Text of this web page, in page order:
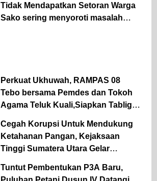
Tidak Mendapatkan Setoran Warga
Sako sering menyoroti masalah
Perkuat Ukhuwah, RAMPAS 08
Tebo bersama Pemdes dan Tokoh
Agama Teluk Kuali,Siapkan Tabligh
Cegah Korupsi Untuk Mendukung
Ketahanan Pangan, Kejaksaan
Tinggi Sumatera Utara Gelar
Pertanian Dan Ketahanan Pangan
Tuntut Pembentukan P3A Baru,